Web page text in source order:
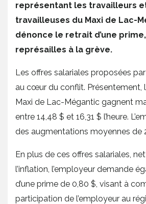
représentant les travailleurs
travailleuses du Maxi de Lac-
dénonce le retrait d’une
représailles à la grève.
Les offres salariales proposées
au cœur du conflit. Présentement,
Maxi de Lac-Mégantic gagnent
entre 14,48 $ et 16,31 $ l’heure.
des augmentations moyennes de
En plus de ces offres salariales,
l’inflation, l’employeur demande
d’une prime de 0,80 $, visant à
participation de l’employeur au